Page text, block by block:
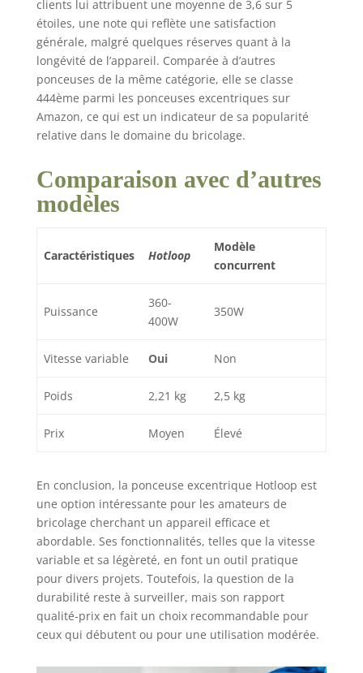
clients lui attribuent une moyenne de 3,6 sur 5
étoiles, une note qui reflète une satisfaction
générale, malgré quelques réserves quant à la
longévité de l’appareil. Comparée à d’autres
ponceuses de la même catégorie, elle se classe
444ème parmi les ponceuses excentriques sur
Amazon, ce qui est un indicateur de sa popularité
relative dans le domaine du bricolage.
Comparaison avec d’autres
modèles
Caractéristiques Hotloop
Modèle
concurrent
Puissance
360-
400W
350W
Vitesse variable Oui Non
Poids 2,21 kg 2,5 kg
Prix Moyen Élevé
En conclusion, la ponceuse excentrique Hotloop est
une option intéressante pour les amateurs de
bricolage cherchant un appareil efficace et
abordable. Ses fonctionnalités, telles que la vitesse
variable et sa légèreté, en font un outil pratique
pour divers projets. Toutefois, la question de la
durabilité reste à surveiller, mais son rapport
qualité-prix en fait un choix recommandable pour
ceux qui débutent ou pour une utilisation modérée.